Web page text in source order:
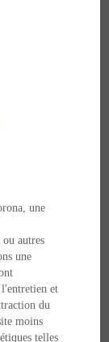
une
autres
une
et
du
moins
telles